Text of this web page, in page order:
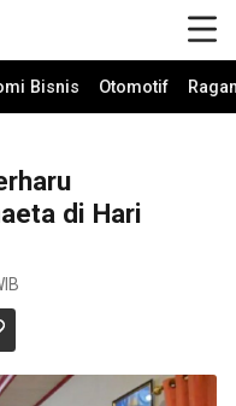
Bisnis Otomotif
di Hari